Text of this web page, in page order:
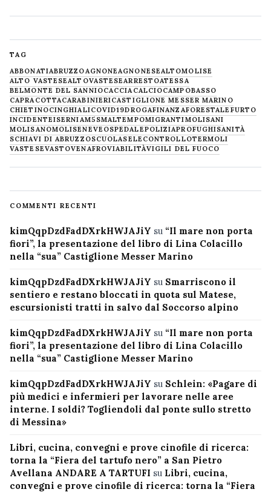
TAG
ABBONATIABRUZZOAGNONEAGNONESEALTOMOLISE
ALTO VASTESEALTOVASTESEARRESTOATESSA
BELMONTE DEL SANNIOCACCIACALCIOCAMPOBASSO
CAPRACOTTACARABINIERICASTIGLIONE MESSER MARINO
CHIETINOCINGHIALICOVID19DROGAFINANZAFORESTALE FURTO
INCIDENTEISERNIAM5SMALTEMPOMIGRANTIMOLISANI
MOLISANOMOLISENEVE OSPEDALEPOLIZIAPROFUGHISANITÀ
SCHIAVI DI ABRUZZOSCUOLASELECONTROLLOTERMOLI
VASTESEVASTOVENAFROVIABILITÀVIGILI DEL FUOCO
COMMENTI RECENTI
kimQqpDzdFadDXrkHWJAJiY su “Il mare non porta
fiori”, la presentazione del libro di Lina Colacillo
nella “sua” Castiglione Messer Marino
kimQqpDzdFadDXrkHWJAJiY su Smarriscono il
sentiero e restano bloccati in quota sul Matese,
escursionisti tratti in salvo dal Soccorso alpino
kimQqpDzdFadDXrkHWJAJiY su “Il mare non porta
fiori”, la presentazione del libro di Lina Colacillo
nella “sua” Castiglione Messer Marino
kimQqpDzdFadDXrkHWJAJiY su Schlein: «Pagare di
più medici e infermieri per lavorare nelle aree
interne. I soldi? Togliendoli dal ponte sullo stretto
di Messina»
Libri, cucina, convegni e prove cinofile di ricerca:
torna la “Fiera del tartufo nero” a San Pietro
Avellana ANDARE A TARTUFI su Libri, cucina,
convegni e prove cinofile di ricerca: torna la “Fiera